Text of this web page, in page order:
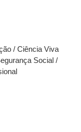
/ Ciência Viva
Social /